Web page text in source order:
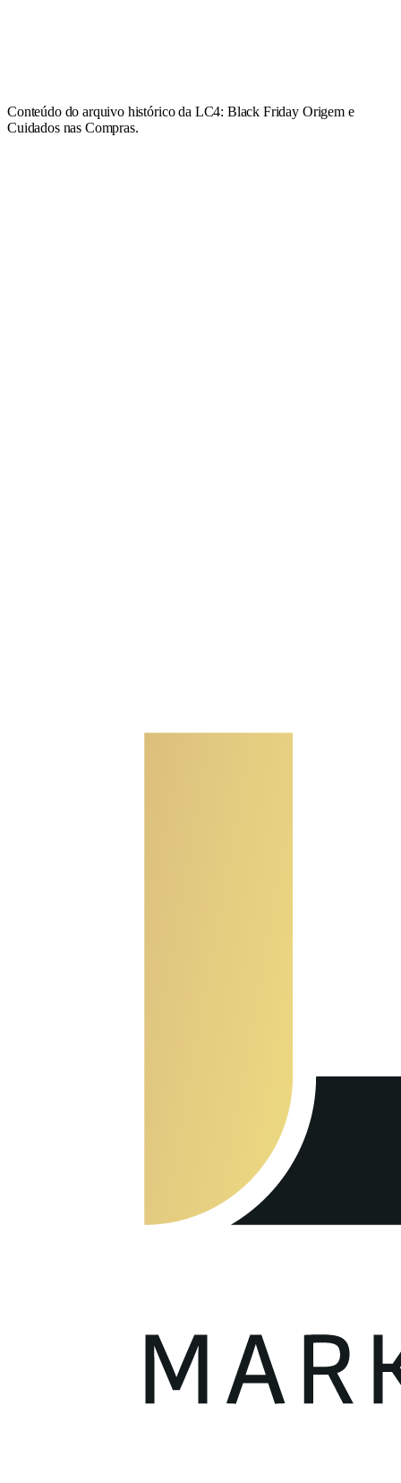
Conteúdo do arquivo histórico da LC4: Black Friday Origem e
Cuidados nas Compras.